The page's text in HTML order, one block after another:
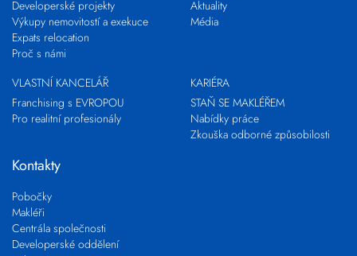
Developerské projekty
Výkupy nemovitostí a exekuce
Expats relocation
Proč s námi
Aktuality
Média
VLASTNÍ KANCELÁŘ
Franchising s EVROPOU
Pro realitní profesionály
KARIÉRA
STAŇ SE MAKLÉŘEM
Nabídky práce
Zkouška odborné způsobilosti
Kontakty
Pobočky
Makléři
Centrála společnosti
Developerské oddělení